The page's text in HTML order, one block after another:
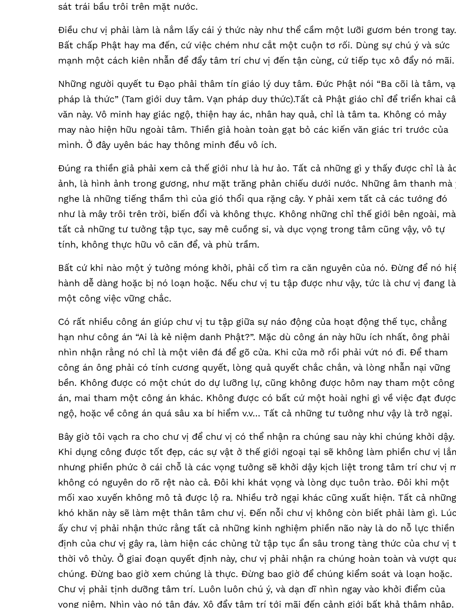
sát trái bầu trôi trên mặt nước.
Điều chư vị phải làm là nắm lấy cái ý thức này như thể cầm một lưỡi gươm bén trong tay.
Bất chấp Phật hay ma đến, cứ việc chém như cắt một cuộn tơ rối. Dùng sự chú ý và sức
mạnh một cách kiên nhẫn để đẩy tâm trí chư vị đến tận cùng, cứ tiếp tục xô đẩy nó mãi.
Những người quyết tu Đạo phải thâm tín giáo lý duy tâm. Đức Phật nói “Ba cõi là tâm,
pháp là thức” (Tam giới duy tâm. Vạn pháp duy thức).Tất cả Phật giáo chỉ để triển khai
văn này. Vô minh hay giác ngộ, thiện hay ác, nhân hay quả, chỉ là tâm ta. Không có mảy
may nào hiện hữu ngoài tâm. Thiền giả hoàn toàn gạt bỏ các kiến văn giác tri trước của
mình. Ở đây uyên bác hay thông minh đều vô ích.
Đúng ra thiền giả phải xem cả thế giới như là hư ảo. Tất cả những gì y thấy được chỉ là
ảnh, là hình ảnh trong gương, như mặt trăng phản chiếu dưới nước. Những âm thanh mà
nghe là những tiếng thầm thì của gió thổi qua rặng cây. Y phải xem tất cả các tướng đó
như là mây trôi trên trời, biến đổi và không thực. Không những chỉ thế giới bên ngoài, mà
tất cả những tư tưởng tập tục, say mê cuồng si, và dục vọng trong tâm cũng vậy, vô tự
tính, không thực hữu vô căn để, và phù trầm.
Bất cứ khi nào một ý tưởng móng khởi, phải cố tìm ra căn nguyên của nó. Đừng để nó
hành dễ dàng hoặc bị nó loạn hoặc. Nếu chư vị tu tập được như vậy, tức là chư vị đang
một công việc vững chắc.
Có rất nhiều công án giúp chư vị tu tập giữa sự náo động của hoạt động thế tục, chẳng
hạn như công án “Ai là kẻ niệm danh Phật?”. Mặc dù công án này hữu ích nhất, ông phải
nhìn nhận rằng nó chỉ là một viên đá để gõ cửa. Khi cửa mở rồi phải vứt nó đi. Để tham
công án ông phải có tính cương quyết, lòng quả quyết chắc chắn, và lòng nhẫn nại vững
bền. Không được có một chút do dự lưỡng lự, cũng không được hôm nay tham một công
án, mai tham một công án khác. Không được có bất cứ một hoài nghi gì về việc đạt được
ngộ, hoặc về công án quá sâu xa bí hiểm v.v… Tất cả những tư tưởng như vậy là trở ngại.
Bây giờ tôi vạch ra cho chư vị để chư vị có thể nhận ra chúng sau này khi chúng khởi dậy.
Khi dụng công được tốt đẹp, các sự vật ở thế giới ngoại tại sẽ không làm phiền chư vị
nhưng phiền phức ở cái chỗ là các vọng tưởng sẽ khởi dậy kịch liệt trong tâm trí chư vị
không có nguyên do rõ rệt nào cả. Đôi khi khát vọng và lòng dục tuôn trào. Đôi khi một
mối xao xuyến không mô tả được lộ ra. Nhiều trở ngại khác cũng xuất hiện. Tất cả những
khó khăn này sẽ làm mệt thân tâm chư vị. Đến nỗi chư vị không còn biết phải làm gì. Lúc
ấy chư vị phải nhận thức rằng tất cả những kinh nghiệm phiền não này là do nỗ lực thiền
định của chư vị gây ra, làm hiện các chủng tử tập tục ẩn sâu trong tàng thức của chư vị
thời vô thủy. Ở giai đoạn quyết định này, chư vị phải nhận ra chúng hoàn toàn và vượt
chúng. Đừng bao giờ xem chúng là thực. Đừng bao giờ để chúng kiểm soát và loạn hoặc.
Chư vị phải tịnh dưỡng tâm trí. Luôn luôn chú ý, và dạn dĩ nhìn ngay vào khởi điểm của
vọng niệm. Nhìn vào nó tận đáy. Xô đẩy tâm trí tới mãi đến cảnh giới bất khả thâm nhập.